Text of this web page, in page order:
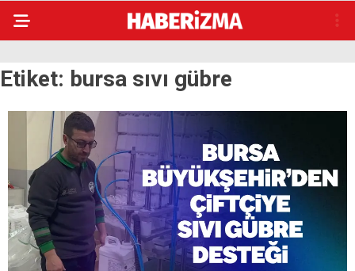
Etiket: bursa sıvı gübre